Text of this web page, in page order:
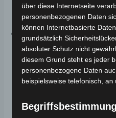
Ähnliche Produkte
über diese Internetseite
personenbezogenen Daten
können Internetbasierte
grundsätzlich
absoluter Schutz nicht
diesem Grund steht es jeder
personenbezogene Daten
beispielsweise telefonisch, an